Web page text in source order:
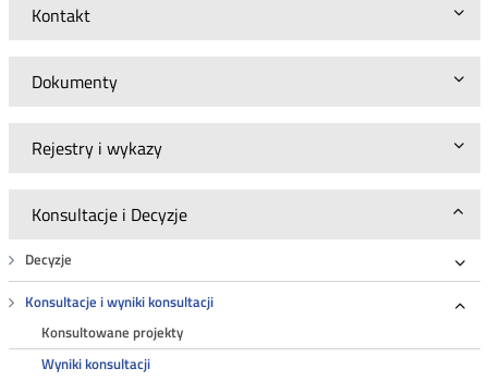
Kontakt
Dokumenty
Rejestry i wykazy
Konsultacje i Decyzje
Decyzje
Konsultacje i wyniki konsultacji
Konsultowane projekty
Wyniki konsultacji